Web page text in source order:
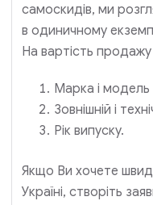
самоскидів, ми
в одиничному
На вартість
Марка і
Зовнішній і
Рік випуску.
Якщо Ви хочете
Україні, створіть